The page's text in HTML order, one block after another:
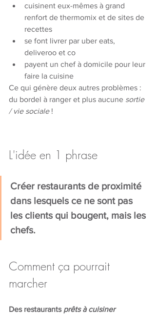
cuisinent eux-mêmes à grand
renfort de thermomix et de sites de
recettes
se font livrer par uber eats,
deliveroo et co
payent un chef à domicile pour leur
faire la cuisine
Ce qui génère deux autres problèmes :
du bordel à ranger et plus aucune sortie
/ vie sociale !
L'idée en 1 phrase
Créer restaurants de proximité
dans lesquels ce ne sont pas
les clients qui bougent, mais les
chefs.
Comment ça pourrait
marcher
Des restaurants prêts à cuisiner